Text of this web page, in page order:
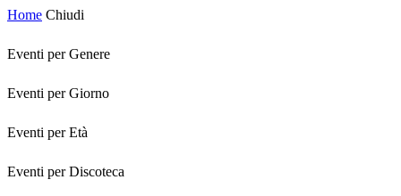
Home Chiudi
Eventi per Genere
Eventi per Giorno
Eventi per Età
Eventi per Discoteca